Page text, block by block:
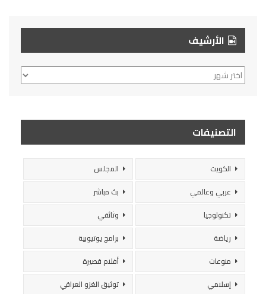
الأرشيف
الأرشيف
التصنيفات
الكويت
المجلس
عربي وعالمي
بث مباشر
تكنولوجيا
وثائقي
رياضة
برامج يوتيوبية
منوعات
أفلام قصيرة
إسلامي
توثيق الغزو العراقي